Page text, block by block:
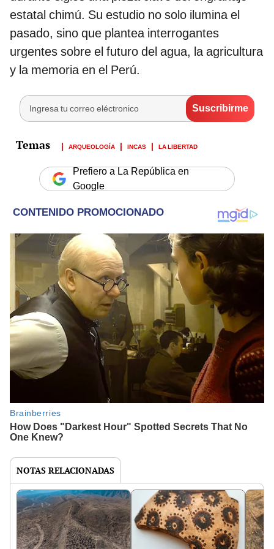
estatal chimú. Su estudio no solo ilumina el
pasado, sino que plantea interrogantes
urgentes sobre el futuro del agua, la agricultura
y la memoria en el Perú.
ARQUEOLOGÍA INCAS LA LIBERTAD
Prefiero a La República en
Google
NOTAS RELACIONADAS